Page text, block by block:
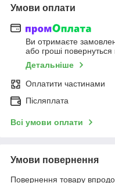
Умови оплати
Ви отримаєте
або гроші
Детальніше
Оплатити частинами
Післяплата
Всі умови оплати
Умови повернення
Повернення товару